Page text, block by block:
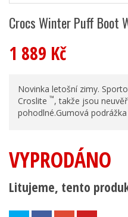
Crocs Winter Puff Boot
1 889 Kč
Novinka letošní zimy.
Croslite ™, takže jsou
pohodlné.Gumová
VYPRODÁNO
Litujeme, tento